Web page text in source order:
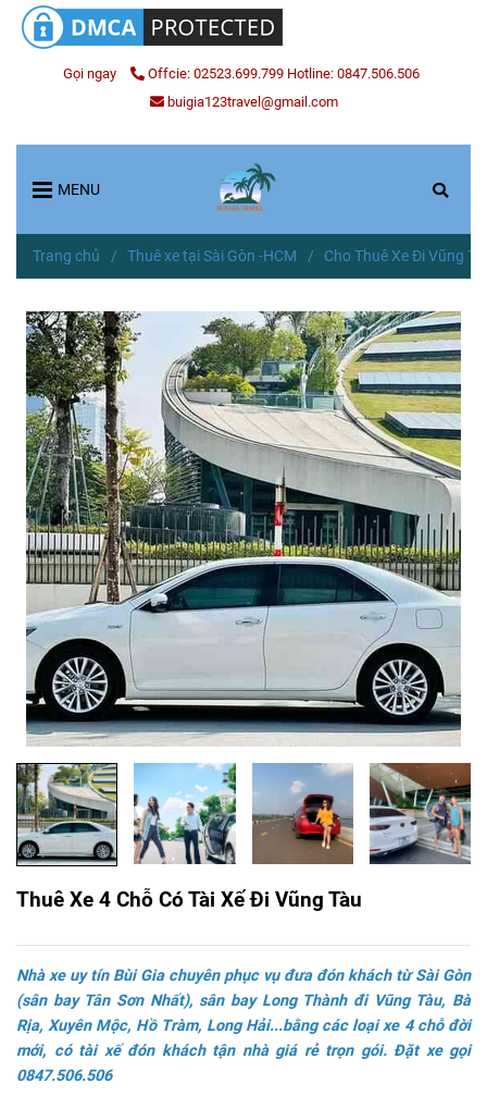
Gọi ngay
Offcie: 02523.699.799 Hotline: 0847.506.506
buigia123travel@gmail.com
MENU
Trang chủ / Thuê xe tại Sài Gòn -HCM / Cho Thuê Xe Đi Vũng
Thuê Xe 4 Chỗ Có Tài Xế Đi Vũng Tàu
Nhà xe uy tín Bùi Gia chuyên phục vụ đưa đón khách từ Sài Gòn
(sân bay Tân Sơn Nhất), sân bay Long Thành đi Vũng Tàu, Bà
Rịa, Xuyên Mộc, Hồ Tràm, Long Hải...bằng các loại xe 4 chỗ đời
mới, có tài xế đón khách tận nhà giá rẻ trọn gói. Đặt xe gọi
0847.506.506